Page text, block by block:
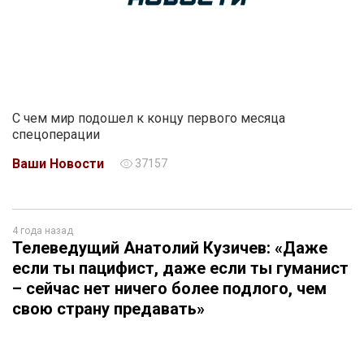
С чем мир подошел к концу первого месяца
спецоперации
Ваши Новости
37157
4 года назад
Телеведущий Анатолий Кузичев: «Даже
если ты пацифист, даже если ты гуманист
– сейчас нет ничего более подлого, чем
свою страну предавать»